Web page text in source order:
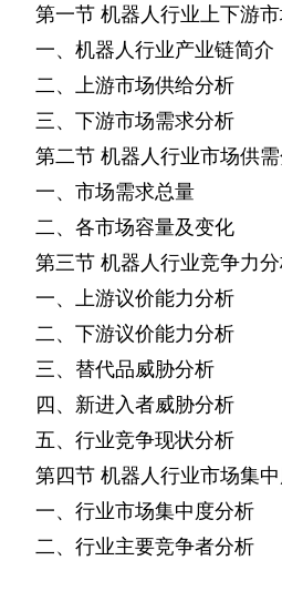
第一节 机器人行业上下游
一、机器人行业产业链简介
二、上游市场供给分析
三、下游市场需求分析
第二节 机器人行业市场供
一、市场需求总量
二、各市场容量及变化
第三节 机器人行业竞争力
一、上游议价能力分析
二、下游议价能力分析
三、替代品威胁分析
四、新进入者威胁分析
五、行业竞争现状分析
第四节 机器人行业市场集
一、行业市场集中度分析
二、行业主要竞争者分析